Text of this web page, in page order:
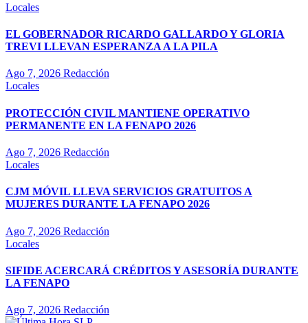
Locales
EL GOBERNADOR RICARDO GALLARDO Y GLORIA
TREVI LLEVAN ESPERANZA A LA PILA
Ago 7, 2026 Redacción
Locales
PROTECCIÓN CIVIL MANTIENE OPERATIVO
PERMANENTE EN LA FENAPO 2026
Ago 7, 2026 Redacción
Locales
CJM MÓVIL LLEVA SERVICIOS GRATUITOS A
MUJERES DURANTE LA FENAPO 2026
Ago 7, 2026 Redacción
Locales
SIFIDE ACERCARÁ CRÉDITOS Y ASESORÍA DURANTE
LA FENAPO
Ago 7, 2026 Redacción